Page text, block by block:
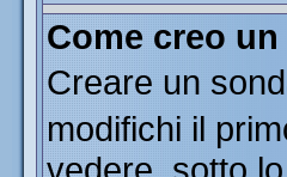
Come creo
Creare un
modifichi il